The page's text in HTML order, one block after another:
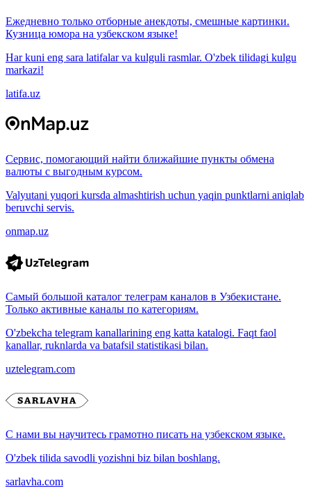
Ежедневно только отборные анекдоты, смешные картинки.
Кузница юмора на узбекском языке!
Har kuni eng sara latifalar va kulguli rasmlar. O'zbek tilidagi kulgu
markazi!
latifa.uz
Сервис, помогающий найти ближайшие пункты обмена
валюты с выгодным курсом.
Valyutani yuqori kursda almashtirish uchun yaqin punktlarni aniqlab
beruvchi servis.
onmap.uz
Самый большой каталог телеграм каналов в Узбекистане.
Только активные каналы по категориям.
O'zbekcha telegram kanallarining eng katta katalogi. Faqt faol
kanallar, ruknlarda va batafsil statistikasi bilan.
uztelegram.com
С нами вы научитесь грамотно писать на узбекском языке.
O'zbek tilida savodli yozishni biz bilan boshlang.
sarlavha.com